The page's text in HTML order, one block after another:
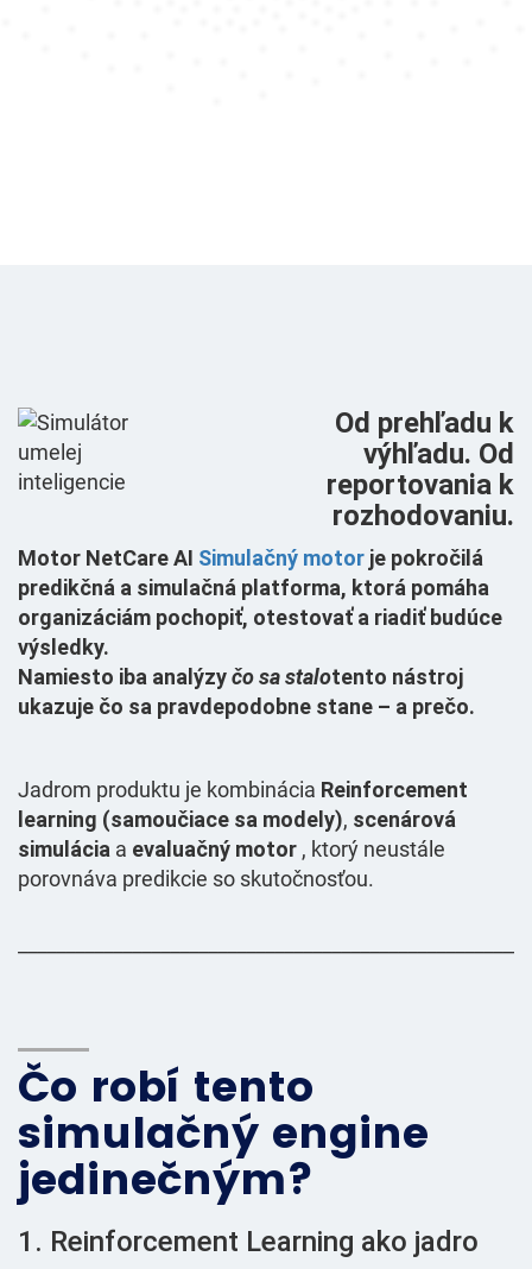
Od prehľadu k
výhľadu. Od
reportovania k
rozhodovaniu.
Motor NetCare AI Simulačný motor je pokročilá
predikčná a simulačná platforma, ktorá pomáha
organizáciám pochopiť, otestovať a riadiť budúce
výsledky.
Namiesto iba analýzyčo sa stalotento nástroj
ukazuje čo sa pravdepodobne stane – a prečo.
Jadrom produktu je kombinácia Reinforcement
learning (samoučiace sa modely), scenárová
simulácia a evaluačný motor , ktorý neustále
porovnáva predikcie so skutočnosťou.
Čo robí tento
simulačný engine
jedinečným?
1. Reinforcement Learning ako jadro